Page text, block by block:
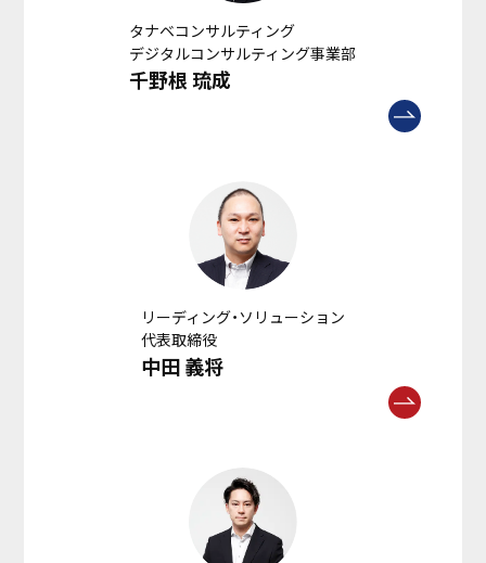
タナベコンサルティング
デジタルコンサルティング事業部
千野根 琉成
リーディング・ソリューション
代表取締役
中田 義将